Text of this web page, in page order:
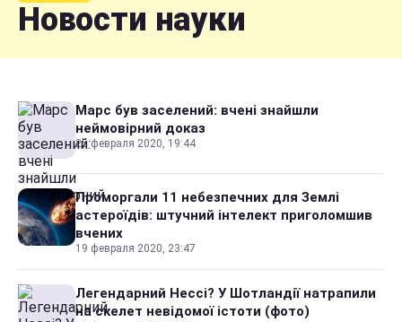
Новости науки
Марс був заселений: вчені знайшли
неймовірний доказ
25 февраля 2020, 19:44
Проморгали 11 небезпечних для Землі
астероїдів: штучний інтелект приголомшив
вчених
19 февраля 2020, 23:47
Легендарний Нессі? У Шотландії натрапили
на скелет невідомої істоти (фото)